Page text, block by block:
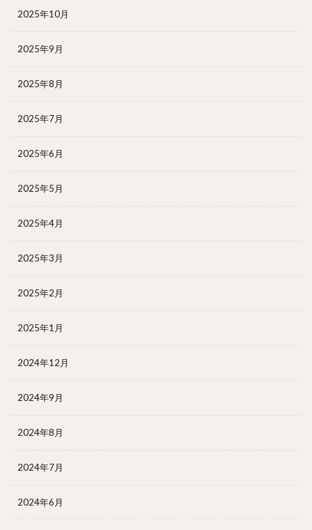
2025年10月
2025年9月
2025年8月
2025年7月
2025年6月
2025年5月
2025年4月
2025年3月
2025年2月
2025年1月
2024年12月
2024年9月
2024年8月
2024年7月
2024年6月